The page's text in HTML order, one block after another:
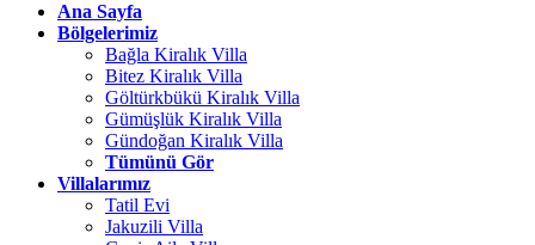
Ana Sayfa
Bölgelerimiz
Bağla Kiralık Villa
Bitez Kiralık Villa
Göltürkbükü Kiralık Villa
Gümüşlük Kiralık Villa
Gündoğan Kiralık Villa
Tümünü Gör
Villalarımız
Tatil Evi
Jakuzili Villa